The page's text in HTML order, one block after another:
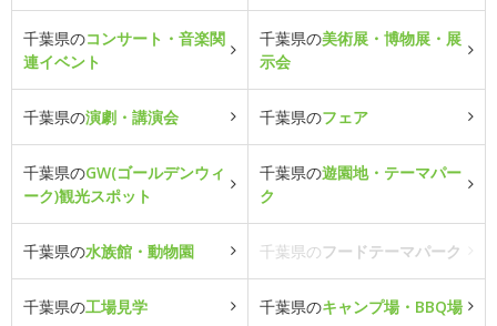
千葉県のコンサート・音楽関
連イベント
千葉県の美術展・博物展・展
示会
千葉県の演劇・講演会 千葉県のフェア
千葉県のGW(ゴールデンウィ
ーク)観光スポット
千葉県の遊園地・テーマパー
ク
千葉県の水族館・動物園 千葉県のフードテーマパーク
千葉県の工場見学 千葉県のキャンプ場・BBQ場